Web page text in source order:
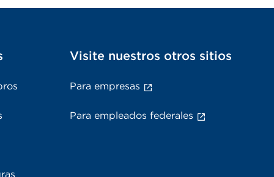
Visite nuestros otros sitios
Para empresas
Para empleados federales